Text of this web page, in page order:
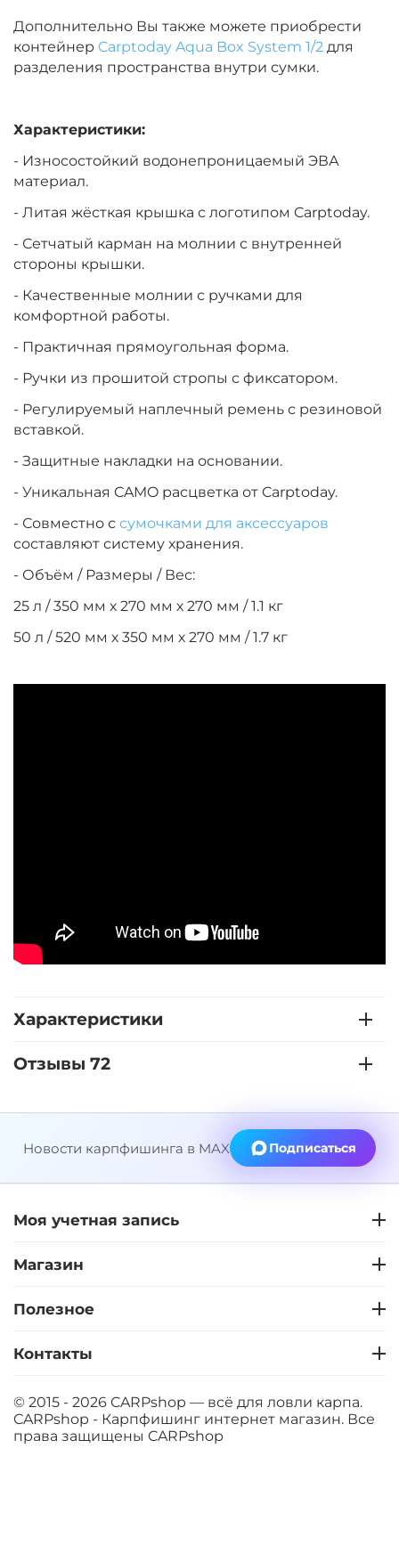
Дополнительно Вы также можете приобрести
контейнер Carptoday Aqua Box System 1/2 для
разделения пространства внутри сумки.
Характеристики:
- Износостойкий водонепроницаемый ЭВА
материал.
- Литая жёсткая крышка с логотипом Carptoday.
- Сетчатый карман на молнии с внутренней
стороны крышки.
- Качественные молнии с ручками для
комфортной работы.
- Практичная прямоугольная форма.
- Ручки из прошитой стропы с фиксатором.
- Регулируемый наплечный ремень с резиновой
вставкой.
- Защитные накладки на основании.
- Уникальная CAMO расцветка от Carptoday.
- Совместно с сумочками для аксессуаров
составляют систему хранения.
- Объём / Размеры / Вес:
25 л / 350 мм х 270 мм х 270 мм / 1.1 кг
50 л / 520 мм х 350 мм х 270 мм / 1.7 кг
Характеристики
Отзывы 72
Новости карпфишинга в MAX Подписаться
Моя учетная запись
Магазин
Полезное
Контакты
© 2015 - 2026 CARPshop — всё для ловли карпа.
CARPshop - Карпфишинг интернет магазин. Все
права защищены CARPshop